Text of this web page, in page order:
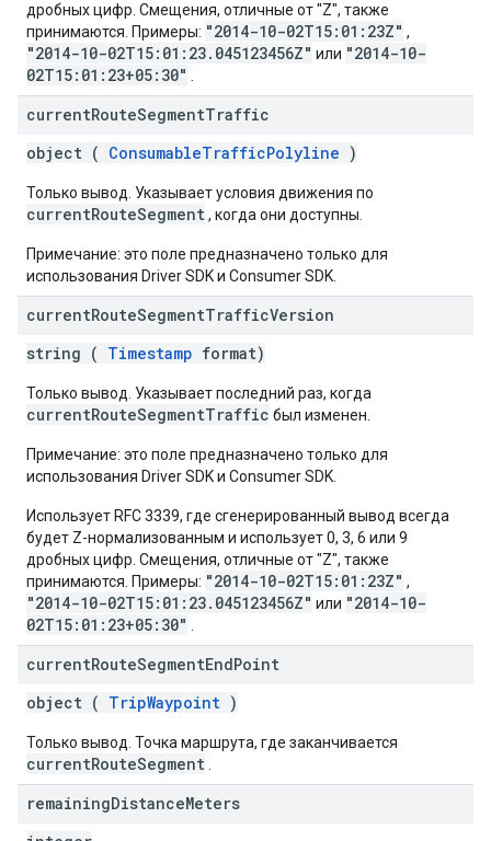
дробных цифр. Смещения, отличные от "Z", также
принимаются. Примеры: "2014-10-02T15:01:23Z" ,
"2014-10-02T15:01:23.045123456Z" или "2014-10-
02T15:01:23+05:30"
currentRouteSegmentTraffic
object ( ConsumableTrafficPolyline )
Только вывод. Указывает условия движения по
currentRouteSegment, когда они доступны.
Примечание: это поле предназначено только для
использования Driver SDK и Consumer SDK.
currentRouteSegmentTrafficVersion
string ( Timestamp format)
Только вывод. Указывает последний раз, когда
currentRouteSegmentTraffic был изменен.
Примечание: это поле предназначено только для
использования Driver SDK и Consumer SDK.
Использует RFC 3339, где сгенерированный вывод всегда
будет Z-нормализованным и использует 0, 3, 6 или 9
дробных цифр. Смещения, отличные от "Z", также
принимаются. Примеры: "2014-10-02T15:01:23Z" ,
"2014-10-02T15:01:23.045123456Z" или "2014-10-
02T15:01:23+05:30"
currentRouteSegmentEndPoint
object ( TripWaypoint )
Только вывод. Точка маршрута, где заканчивается
currentRouteSegment
remainingDistanceMeters